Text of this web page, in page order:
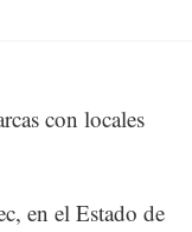
con locales
en el Estado de